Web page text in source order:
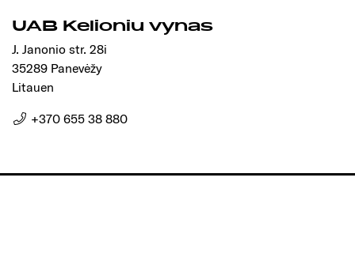
UAB Kelioniu vynas
J. Janonio str. 28i
35289 Panevėžy
Litauen
+370 655 38 880